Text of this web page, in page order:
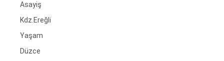
Asayiş
Kdz.Ereğli
Yaşam
Düzce